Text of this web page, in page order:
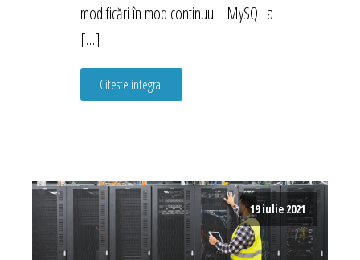
modificări în mod continuu. MySQL a
[…]
Citeste integral
19 iulie 2021